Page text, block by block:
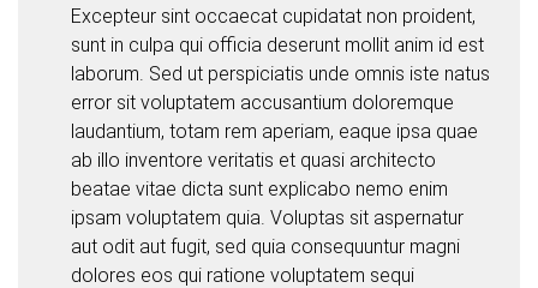
Excepteur sint occaecat cupidatat non proident,
sunt in culpa qui officia deserunt mollit anim id est
laborum. Sed ut perspiciatis unde omnis iste natus
error sit voluptatem accusantium doloremque
laudantium, totam rem aperiam, eaque ipsa quae
ab illo inventore veritatis et quasi architecto
beatae vitae dicta sunt explicabo nemo enim
ipsam voluptatem quia. Voluptas sit aspernatur
aut odit aut fugit, sed quia consequuntur magni
dolores eos qui ratione voluptatem sequi